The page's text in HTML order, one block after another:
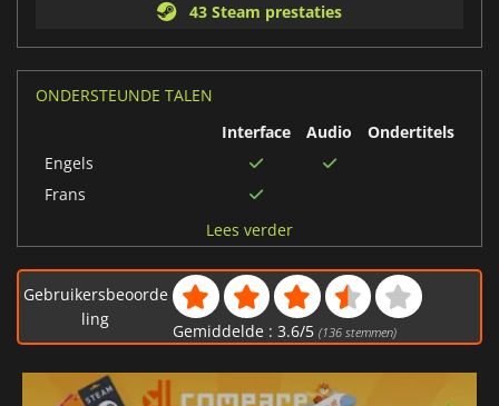
43 Steam prestaties
ONDERSTEUNDE TALEN
Interface
Audio
Ondertitels
Engels
Frans
Japans
Koreaans
Pools
Braziliaans-
Portugees
Lees verder
Gebruikersbeoorde
ling
Gemiddelde : 3.6/5 (136stemmen)